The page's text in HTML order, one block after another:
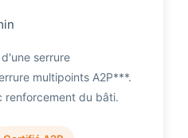
serrure
multipoints A2P***.
renforcement du bâti.